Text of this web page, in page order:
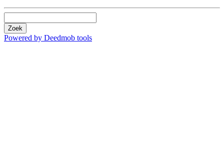
Zoek
Powered by Deedmob tools